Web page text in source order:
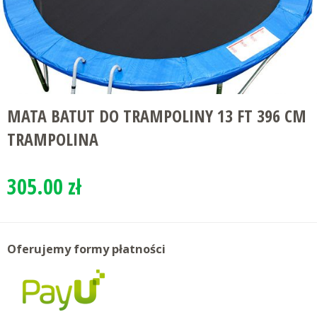
MATA BATUT DO TRAMPOLINY 13 FT 396 CM
TRAMPOLINA
305.00 zł
Oferujemy formy płatności